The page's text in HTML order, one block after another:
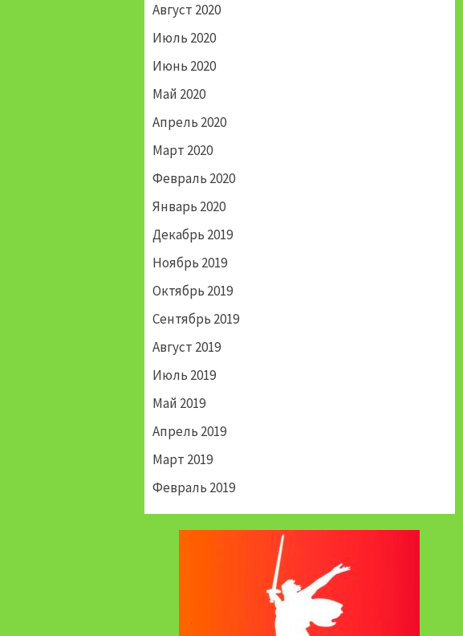
Август 2020
Июль 2020
Июнь 2020
Май 2020
Апрель 2020
Март 2020
Февраль 2020
Январь 2020
Декабрь 2019
Ноябрь 2019
Октябрь 2019
Сентябрь 2019
Август 2019
Июль 2019
Май 2019
Апрель 2019
Март 2019
Февраль 2019